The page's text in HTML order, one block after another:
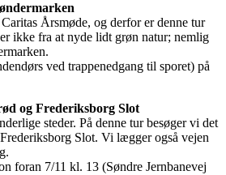
Årsmøde, og derfor er denne tur
ikke fra at nyde lidt grøn natur; nemlig
ved trappenedgang til sporet) på
og Frederiksborg Slot
steder. På denne tur besøger vi det
Slot. Vi lægger også vejen
foran 7/11 kl. 13 (Søndre Jernbanevej